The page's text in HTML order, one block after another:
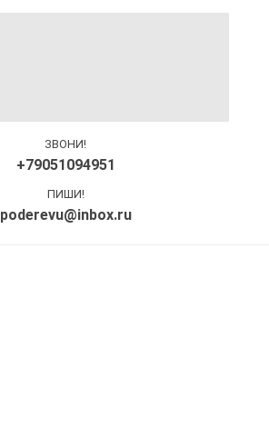
ЗВОНИ!
+79051094951
ПИШИ!
poderevu@inbox.ru